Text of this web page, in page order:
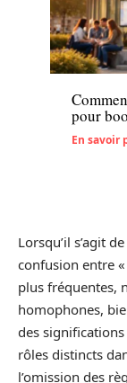
Actu
pour
En savoir
Lorsqu’il s’agit
confusion entre
plus fréquentes,
homophones,
des
rôles distincts
l’omission des